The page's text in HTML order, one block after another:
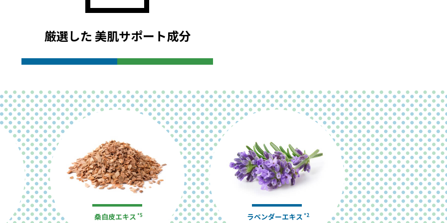
厳選した 美肌サポート成分
桑白皮エキス *5 ラベンダーエキス *2